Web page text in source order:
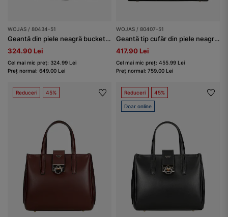
WOJAS / 80434-51
Geantă din piele neagră bucket bag
324.90 Lei
Cel mai mic preț: 324.99 Lei
Preț normal: 649.00 Lei
WOJAS / 80407-51
Geantă tip cufăr din piele neagră cu închizătoare metalică
417.90 Lei
Cel mai mic preț: 455.99 Lei
Preț normal: 759.00 Lei
Reduceri 45% Reduceri 45%
Doar online